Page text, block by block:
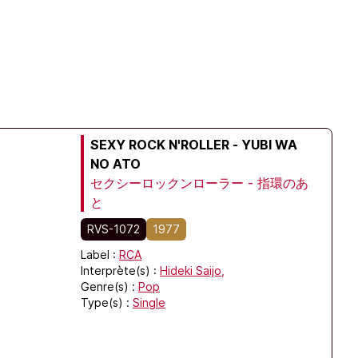
SEXY ROCK N'ROLLER - YUBI WA
NO ATO
セクシーロックンローラー - 指環のあ
と
RVS-1072
1977
Label : RCA
Interprète(s) : Hideki Saijo,
Genre(s) : Pop
Type(s) : Single